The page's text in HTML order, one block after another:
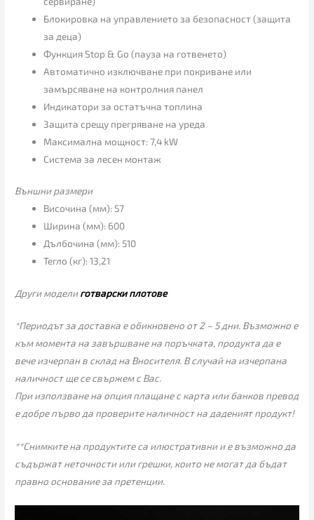
Блокировка на управлението за безопасност (защита
за деца)
Функция Stop & Go (пауза на готвенето)
Автоматично изключване при покриване или
замърсяване на контролния панел
Индикатори за остатъчна топлина
Защита срещу прегряване на уреда
Максимална мощност: 7,4 kW
Система за лесен монтаж
Външни размери
Височина (мм): 57
Ширина (мм): 600
Дълбочина (мм): 510
Тегло (кг): 13,21
Други моделиготварски плотове
*Периодът за доставка е обикновено от 2 – 5 дни. Възможно е
към момента на завършване на поръчката, продукта да е
вече изчерпан в склад на Вносителя. В случай на изчерпана
наличност ще се свържем с Вас.
При използване на опция плащане с карта или банков превод
е добре първо да проверите наличност на даденият продукт!
**Снимките на продуктите са илюстративни и е възможно да
съдържат неточности или грешки, които не могат да бъдат
правно основание за претенции.